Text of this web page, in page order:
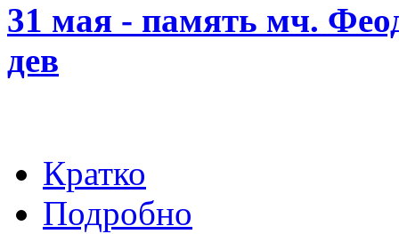
31 мая - память мч.
дев
Кратко
Подробно